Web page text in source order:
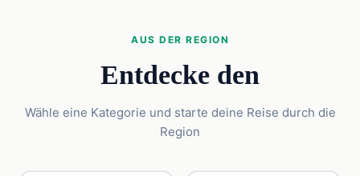
AUS DER REGION
Entdecke den
Wähle eine Kategorie und starte deine Reise durch die
Region